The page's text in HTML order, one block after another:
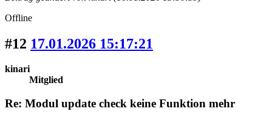
Offline
#12 17.01.2026 15:17:21
kinari
Mitglied
Re: Modul update check keine Funktion mehr